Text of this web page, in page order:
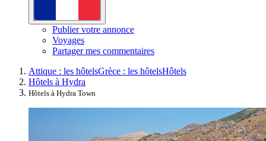
Publier votre annonce
Voyages
Partager mes commentaires
Attique : les hôtelsGrèce : les hôtelsHôtels
Hôtels à Hydra
Hôtels à Hydra Town